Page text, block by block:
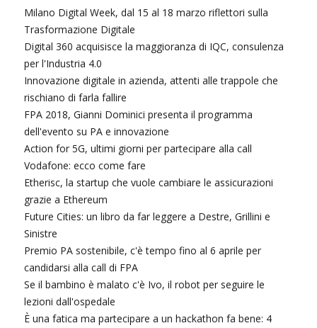
Milano Digital Week, dal 15 al 18 marzo riflettori sulla
Trasformazione Digitale
Digital 360 acquisisce la maggioranza di IQC, consulenza
per l'Industria 4.0
Innovazione digitale in azienda, attenti alle trappole che
rischiano di farla fallire
FPA 2018, Gianni Dominici presenta il programma
dell'evento su PA e innovazione
Action for 5G, ultimi giorni per partecipare alla call
Vodafone: ecco come fare
Etherisc, la startup che vuole cambiare le assicurazioni
grazie a Ethereum
Future Cities: un libro da far leggere a Destre, Grillini e
Sinistre
Premio PA sostenibile, c'è tempo fino al 6 aprile per
candidarsi alla call di FPA
Se il bambino è malato c'è Ivo, il robot per seguire le
lezioni dall'ospedale
È una fatica ma partecipare a un hackathon fa bene: 4